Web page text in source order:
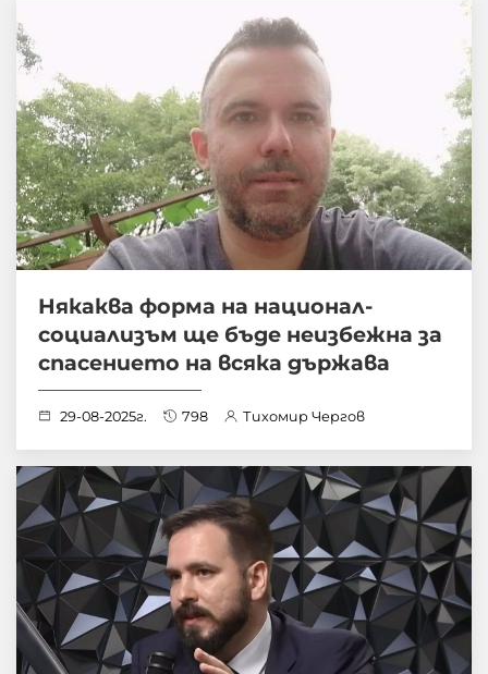
Някаква форма на национал-
социализъм ще бъде неизбежна за
спасението на всяка държава
29-08-2025г. 798 Тихомир Чергов